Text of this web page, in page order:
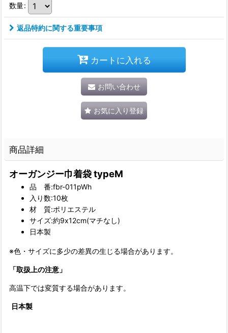
数量:
返品特約に関する重要事項
カートに入れる
お問い合わせ
お気に入り登録
商品詳細
オーガンジー巾着袋 typeM
品 番:fbr-011pWh
入り数:10枚
材 質:ポリエステル
サイズ:約9x12cm(マチなし)
日本製
※色・サイズに多少の差異の生じる場合があります。
「取扱上の注意」
高温下では変質する場合があります。
日本製